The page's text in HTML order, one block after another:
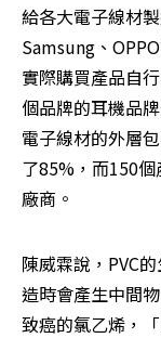
給各大電子線材
Samsung、
實際購買產品自
個品牌的耳機品
電子線材的外層
了85%，而150
廠商。
陳威霖說，PVC
造時會產生中間
致癌的氯乙烯，